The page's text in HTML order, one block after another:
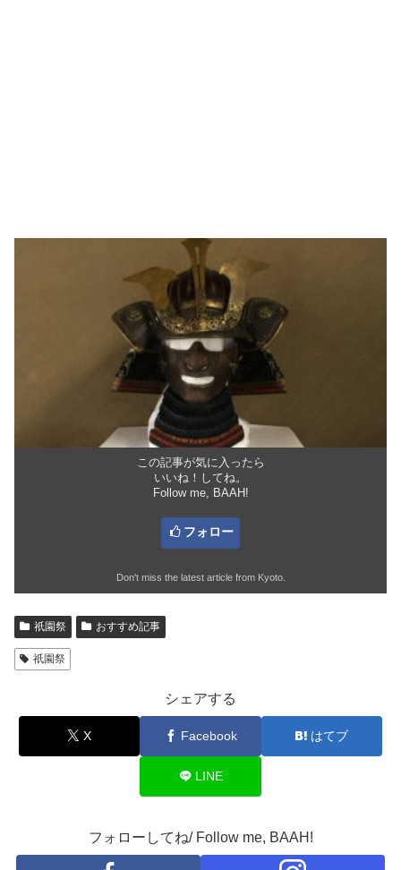
この記事が気に入ったら
いいね！してね。
Follow me, BAAH!
フォロー
Don't miss the latest article from Kyoto.
祇園祭 おすすめ記事
祇園祭
シェアする
X Facebook はてブ
LINE
フォローしてね/ Follow me, BAAH!